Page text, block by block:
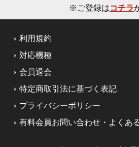
※ご登録はコチラ
利用規約
対応機種
会員退会
特定商取引法に基づく表記
プライバシーポリシー
有料会員お問い合わせ・よくあ